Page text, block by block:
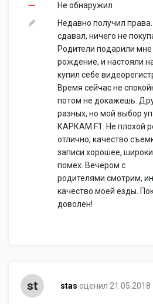
Не обнаружил
Недавно получил
сдавал, ничего не
Родители подарили
рождение, и настояли
купил себе
Время сейчас не
потом не докажешь.
разных, но мой выбор
КАРКАМ F1. Не плохой
отлично, качество
записи хорошее,
помех. Вечером с
родителями смотрим,
качество моей езды.
доволен!
st stas оценил 21.05.2018